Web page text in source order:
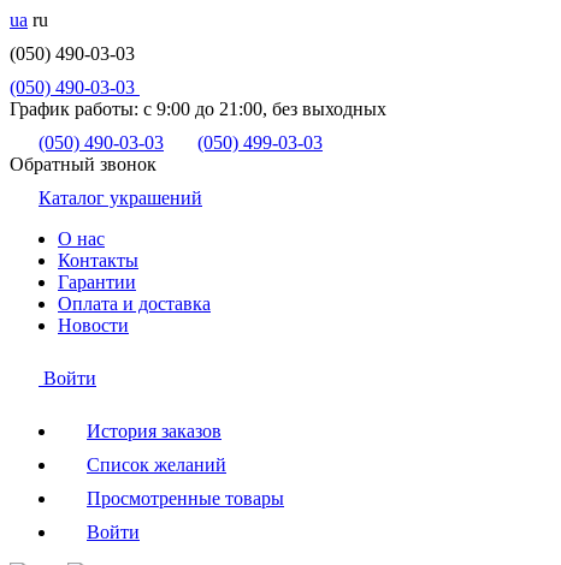
ua ru
(050) 490-03-03
(050) 490-03-03
График работы: с 9:00 до 21:00, без выходных
(050) 490-03-03
(050) 499-03-03
Обратный звонок
Каталог украшений
О нас
Контакты
Гарантии
Оплата и доставка
Новости
Войти
История заказов
Список желаний
Просмотренные товары
Войти